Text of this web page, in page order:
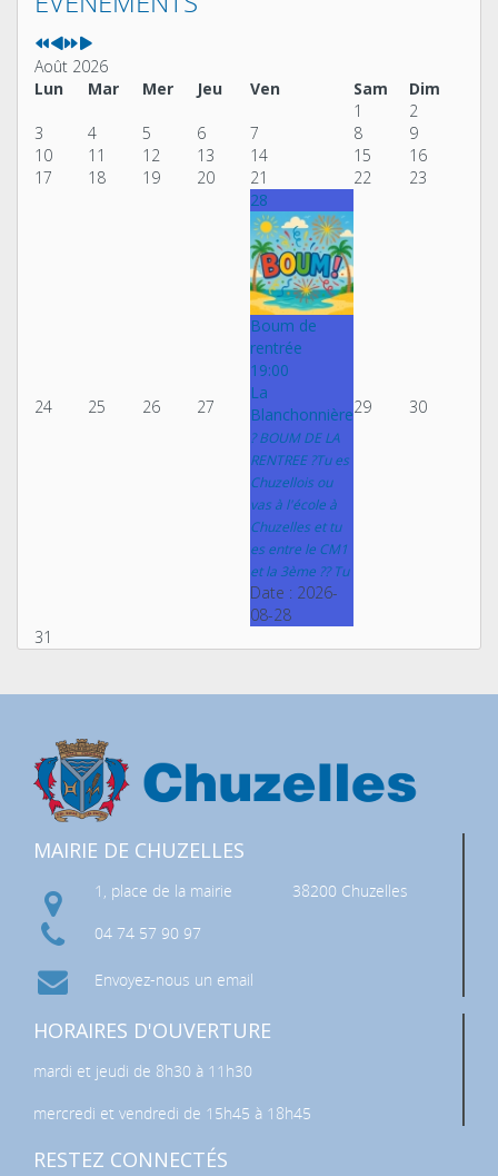
Août 2026
Lun
Mar Mer Jeu Ven Sam
Dim
1
2
3
4 5 6 7 8
9
10
11 12 13 14 15
16
17
18 19 20 21 22 23
24 25 26 27
28
Boum de
rentrée
19:00
La
Blanchonnière
? BOUM DE LA
RENTREE ?Tu es
Chuzellois ou
vas à l'école à
Chuzelles et tu
es entre le CM1
et la 3ème ?? Tu
Date : 2026-
08-28
29 30
31
MAIRIE DE CHUZELLES
1, place de la mairie
38200 Chuzelles
04 74 57 90 97
Envoyez-nous un email
HORAIRES D'OUVERTURE
mardi et jeudi de 8h30 à 11h30
mercredi et vendredi de 15h45 à 18h45
RESTEZ CONNECTÉS